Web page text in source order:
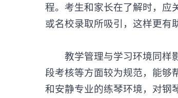
程。考生和家长在了解时，应
或名校录取所吸引，这样更有
教学管理与学习环境同样影
段考核等方面较为规范，能够
和安静专业的练琴环境，对钢